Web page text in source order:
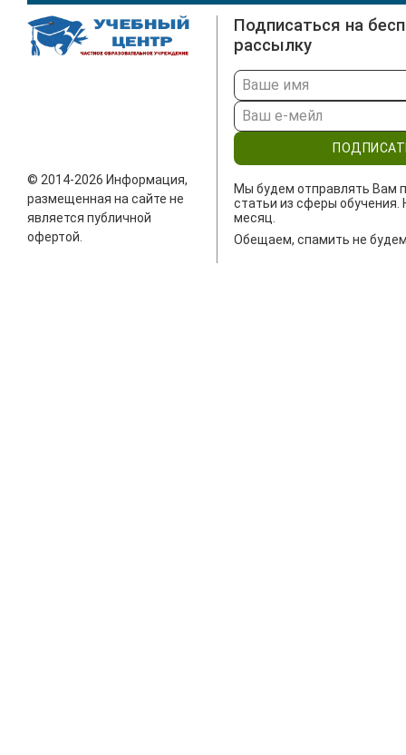
© 2014-2026 Информация,
размещенная на сайте не
является публичной
офертой.
Подписаться на
рассылку
Мы будем отправлять Вам
статьи из сферы обучения.
месяц.
Обещаем, спамить не